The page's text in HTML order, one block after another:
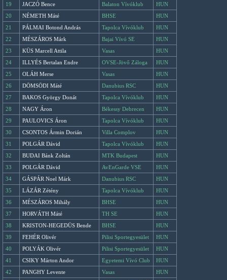
19
JACZÓ Bence Balaton Vívóklub
HUN
20
NÉMETH Máté BHSE
HUN
21
PÁLMAI Botond András Tapolca Vívóklub
HUN
22
MÉSZÁROS Márk Bajai Vívó SE
HUN
23
KÜS Marcell Attila Vasas
HUN
24
ILLYÉS Bertalan Endre OVSE-Jövő Záloga
HUN
25
OLÁH Merse Vasas
HUN
26
DÖMSÖDI Máté Danubius RSC
HUN
27
BAKOS György Donát Tapolca Vívóklub
HUN
28
NAGY Áron Békessy Debrecen
HUN
29
PAULOVICS Áron Tapolca Vívóklub
HUN
30
CSONTOS Ármin Dorián Villa Complov
HUN
31
POLGÁR Dávid Tapolca Vívóklub
HUN
32
BUDAI Bánk Zoltán MTK Budapest
HUN
33
POLGÁR Dávid AvEnGarde VSE
HUN
34
GÁSPÁR Noel Márk Danubius RSC
HUN
35
LÁZÁR Zétény Tapolca Vívóklub
HUN
36
MÉSZÁROS Mihály BHSE
HUN
37
HORVÁTH Máté TH SE
HUN
38
KRISTON-HEGEDÜS Bende BHSE
HUN
39
FEHÉR Olivér Pilisi Sportegyesület
HUN
40
POLYÁK Olivér Pilisi Sportegyesület
HUN
41
CSIKY Márton Andor Egyetemi Vívó Club
HUN
42
PANGHY Levente Vasas
HUN